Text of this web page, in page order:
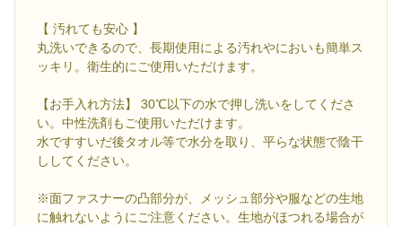
【 汚れても安心 】
丸洗いできるので、長期使用による汚れやにおいも簡単ス
ッキリ。衛生的にご使用いただけます。
【お手入れ方法】 30℃以下の水で押し洗いをしてくださ
い。中性洗剤もご使用いただけます。
水ですすいだ後タオル等で水分を取り、平らな状態で陰干
ししてください。
※面ファスナーの凸部分が、メッシュ部分や服などの生地
に触れないようにご注意ください。生地がほつれる場合が